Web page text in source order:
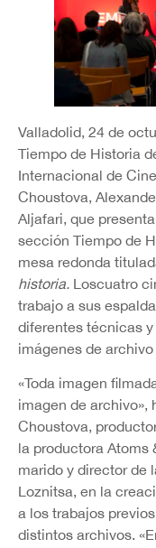
Valladolid, 24 de
Tiempo de Historia
Internacional de
Choustova,
Aljafari, que
sección Tiempo de
mesa redonda
historia. Loscuatro
trabajo a sus
diferentes técnicas
imágenes de
«Toda imagen
imagen de archivo»,
Choustova,
la productora Atoms
marido y director de
Loznitsa, en la
a los trabajos
distintos archivos.